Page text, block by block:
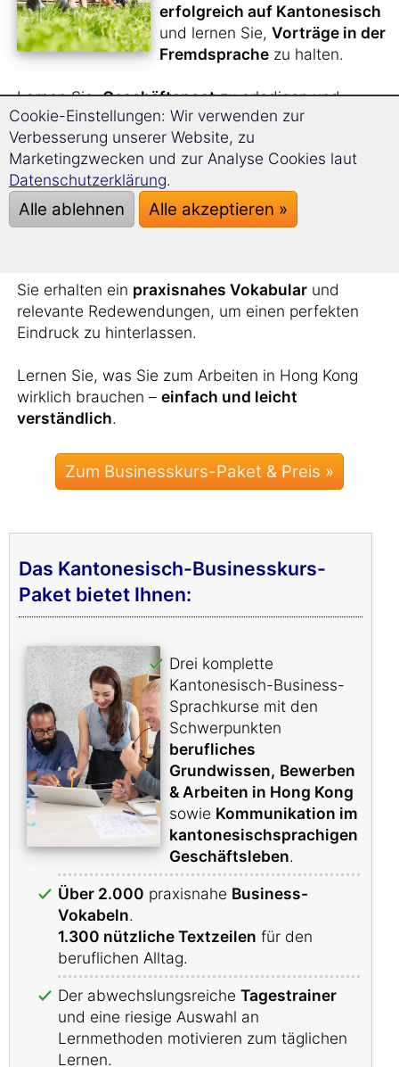
erfolgreich auf Kantonesisch
und lernen Sie, Vorträge in der
Fremdsprache zu halten.
Lernen Sie,Geschäftspostzu erledigen und
Meetingssouverän zu meistern.
Bewerben Sie sich in Hong Kong
Durch dieeinzigartige Langzeitgedächtnis-
Lernmethodewerden Sie sich bequem innerhalb
kürzester Zeit den kompletten Kantonesisch-
Sie erhalten ein praxisnahes Vokabular und
relevante Redewendungen, um einen perfekten
Eindruck zu hinterlassen.
Lernen Sie, was Sie zum Arbeiten in Hong Kong
wirklich brauchen – einfach und leicht
verständlich.
Zum Businesskurs-Paket & Preis »
Das Kantonesisch-Businesskurs-
Paket bietet Ihnen:
Drei komplette
Kantonesisch-Business-
Sprachkurse mit den
Schwerpunkten
berufliches
Grundwissen, Bewerben
& Arbeiten in Hong Kong
sowie Kommunikation im
kantonesischsprachigen
Geschäftsleben.
Über 2.000 praxisnahe Business-
Vokabeln.
1.300 nützliche Textzeilen für den
beruflichen Alltag.
Der abwechslungsreiche Tagestrainer
und eine riesige Auswahl an
Lernmethoden motivieren zum täglichen
Lernen.
Cookie-Einstellungen: Wir verwenden zur
Verbesserung unserer Website, zu
Marketingzwecken und zur Analyse Cookies laut
Datenschutzerklärung.
Alle ablehnen Alle akzeptieren »